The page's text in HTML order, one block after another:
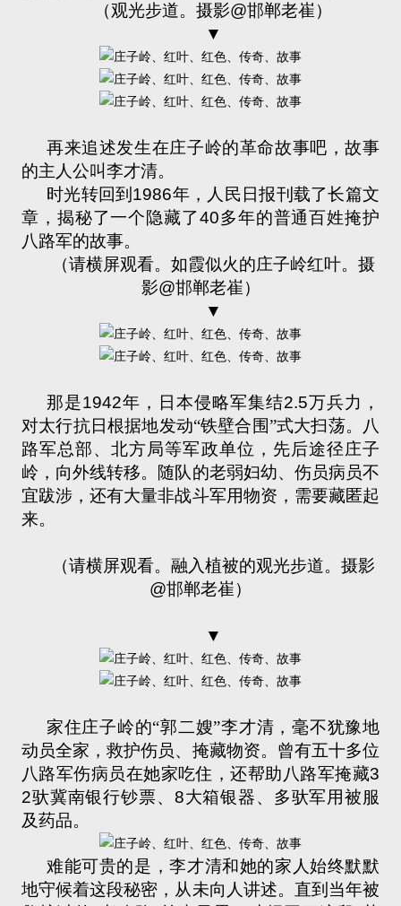
（观光步道。摄影@邯郸老崔）
▼
再来追述发生在庄子岭的革命故事吧，故事
的主人公叫李才清。
时光转回到 1986年，人民日报刊载了长篇文
章，揭秘了一个隐藏了40多年的普通百姓掩护
八路军的故事。
（请横屏观看。如霞似火的庄子岭红叶。摄
影@邯郸老崔）
▼
那是1942年，日本侵略军集结2.5万兵力，
对太行抗日根据地发动“铁壁合围”式大扫荡。八
路军总部、北方局等军政单位，先后途径庄子
岭，向外线转移。随队的老弱妇幼、伤员病员不
宜跋涉，还有大量非战斗军用物资，需要藏匿起
来。
（请横屏观看。融入植被的观光步道。摄影
@邯郸老崔）
▼
家住庄子岭的“郭二嫂”李才清，毫不犹豫地
动员全家，救护伤员、掩藏物资。曾有五十多位
八路军伤病员在她家吃住，还帮助八路军掩藏3
2驮冀南银行钞票、 8大箱银器、多驮军用被服
及药品。
难能可贵的是，李才清和她的家人始终默默
地守候着这段秘密，从未向人讲述。直到当年被